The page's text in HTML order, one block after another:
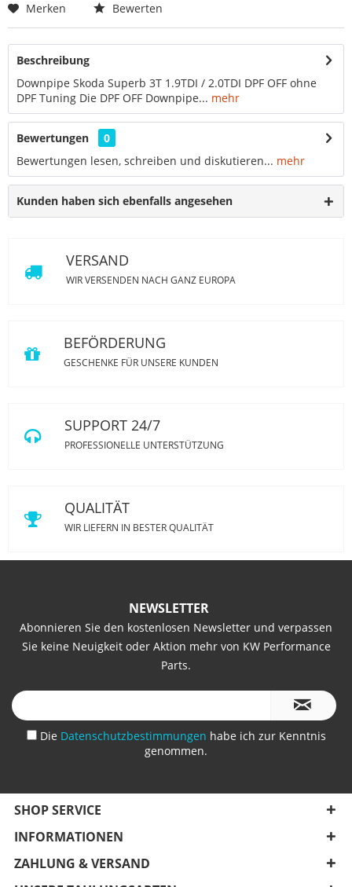
Merken Bewerten
Beschreibung
Downpipe Skoda Superb 3T 1.9TDI / 2.0TDI DPF OFF ohne
DPF Tuning Die DPF OFF Downpipe... mehr
Bewertungen
0
Bewertungen lesen, schreiben und diskutieren... mehr
Kunden haben sich ebenfalls angesehen
VERSAND
WIR VERSENDEN NACH GANZ EUROPA
BEFÖRDERUNG
GESCHENKE FÜR UNSERE KUNDEN
SUPPORT 24/7
PROFESSIONELLE UNTERSTÜTZUNG
QUALITÄT
WIR LIEFERN IN BESTER QUALITÄT
NEWSLETTER
Abonnieren Sie den kostenlosen Newsletter und verpassen
Sie keine Neuigkeit oder Aktion mehr von KW Performance
Parts.
Die Datenschutzbestimmungen habe ich zur Kenntnis
genommen.
SHOP SERVICE
INFORMATIONEN
ZAHLUNG & VERSAND